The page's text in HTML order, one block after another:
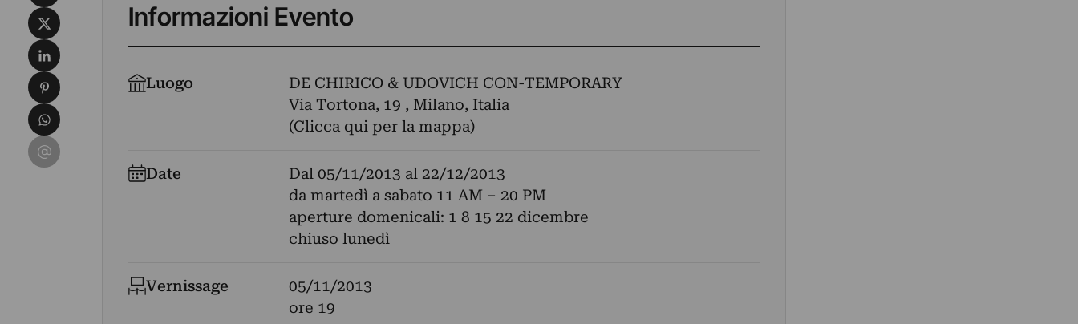
Informazioni Evento
Luogo
DE CHIRICO & UDOVICH CON-TEMPORARY
Via Tortona, 19 , Milano, Italia
(Clicca qui per la mappa)
Date Dal 05/11/2013 al 22/12/2013
da martedì a sabato 11 AM – 20 PM
aperture domenicali: 1 8 15 22 dicembre
chiuso lunedì
Vernissage
05/11/2013
ore 19
Condividi su X
Condividi su LinkedIn
Condividi su Pinterest
Condividi su WhatsApp
Condividi su Email